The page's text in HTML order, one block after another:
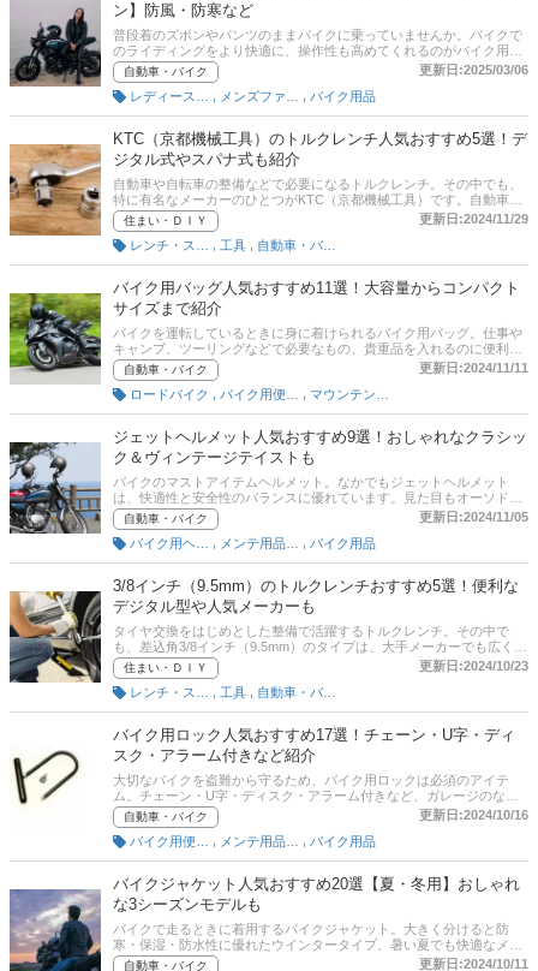
ン】防風・防寒など
普段着のズボンやパンツのままバイクに乗っていませんか。バイクで
のライディングをより快適に、操作性も高めてくれるのがバイク用パ
ンツ（ライディングパンツ）です。暑さや寒さ、雨・風を防ぎ、ライ
ディングに特化した機能が充実したバイク用パンツは、ツーリングに
ぴったりのものから、普段着のようなデザイン性の高いものまで豊富
にあります。また、衝撃から身を守るプロテクター、夜間の視認性を
高めるリフレクターがついていれば、より安心です。この記事では、
バイクライター・福田満雄さんと編集部で、バイク用パンツの選び方
とおすすめ商品を紹介します。後半には、比較一覧表や通販サイトの
最新人気ランキングもあるので、売れ筋や口コミとあわせてチェック
してみてください。
自動車・バイク
更新日:2025/03/06
バイク用品
KTC（京都機械工具）のトルクレンチ人気おすすめ5選！デ
ジタル式やスパナ式も紹介
自動車や自転車の整備などで必要になるトルクレンチ。その中でも、
特に有名なメーカーのひとつがKTC（京都機械工具）です。自動車を
はじめとした整備ツールを多く取り扱っており、製品のユーザーも数
多くいます。本記事では、デジタル式やスパナ式KTC（京都機械工
具）のトルクレンチのおすすめ商品をご紹介。デジタルな商品や、タ
イヤ交換にピッタリな商品まで紹介しているので、ぜひ参考にしてく
ださいね。記事後半には、通販サイトの売れ筋ランキングや口コミも
ありますので、あわせて参考にしてみてください。
住まい・ＤＩＹ
更新日:2024/11/29
工具
バイク用バッグ人気おすすめ11選！大容量からコンパクト
サイズまで紹介
バイクを運転しているときに身に着けられるバイク用バッグ。仕事や
キャンプ、ツーリングなどで必要なもの、貴重品を入れるのに便利で
す。本記事では、バイクライター・福田満雄さんと編集部が選んだお
すすめ商品と選び方を紹介します。記事後半にはAmazonや楽天の人
気売れ筋ランキングや口コミもありますので参考にしてみてください
ね。
自動車・バイク
更新日:2024/11/11
ロードバイク
ジェットヘルメット人気おすすめ9選！おしゃれなクラシッ
ク＆ヴィンテージテイストも
バイクのマストアイテムヘルメット。なかでもジェットヘルメット
は、快適性と安全性のバランスに優れています。見た目もオーソドッ
クスなタイプから、レーサーチックなタイプまでありバリエーション
も豊富。この記事では、AraiやSHOEI、OGK KABUTOなどの人気メー
カーの商品を紹介しているので、自分の好みに合ったアイテムを探し
てみましょう！通販サイトの人気ランキングも掲載しているので、売
自動車・バイク
更新日:2024/11/05
バイク用品
3/8インチ（9.5mm）のトルクレンチおすすめ5選！便利な
デジタル型や人気メーカーも
タイヤ交換をはじめとした整備で活躍するトルクレンチ。その中で
も、差込角3/8インチ（9.5mm）のタイプは、大手メーカーでも広く商
品展開されているオーソドックスなモデルのひとつです。この記事で
は、差込角3/8インチ（9.5mm）のトルクレンチについて、選び方とお
すすめ商品をご紹介。使いやすいモデルや便利なデジタルタイプほ
か、人気メーカーの商品をピックアップしています。記事後半には、
比較一覧表、通販サイトの売れ筋人気ランキングもあるので、口コミ
や評判もチェックしてみてください。
住まい・ＤＩＹ
更新日:2024/10/23
工具
バイク用ロック人気おすすめ17選！チェーン・U字・ディ
スク・アラーム付きなど紹介
大切なバイクを盗難から守るため、バイク用ロックは必須のアイテ
ム。チェーン・U字・ディスク・アラーム付きなど、ガレージのない
自宅周辺でも使えるタイプから、外出先でも使いやすいコンパクトな
タイプまであります。本記事では、バイク用ロックのおすすめと選び
方についてご紹介します。
自動車・バイク
更新日:2024/10/16
バイク用品
バイクジャケット人気おすすめ20選【夏・冬用】おしゃれ
な3シーズンモデルも
バイクで走るときに着用するバイクジャケット。大きく分けると防
寒・保湿・防水性に優れたウインタータイプ、暑い夏でも快適なメッ
シュタイプ、雨が降っても安心なレインタイプ、3シーズン着用でき
自動車・バイク 更新日:2024/10/11